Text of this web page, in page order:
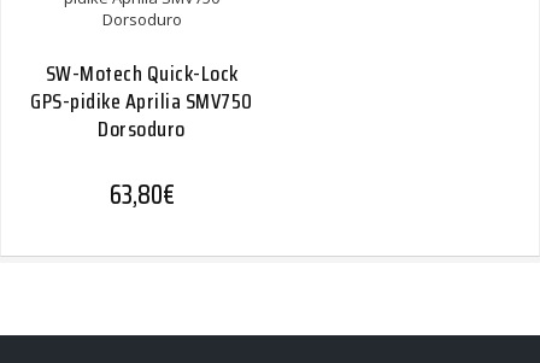
SW-Motech Quick-Lock
GPS-pidike Aprilia SMV750
Dorsoduro
63,80€